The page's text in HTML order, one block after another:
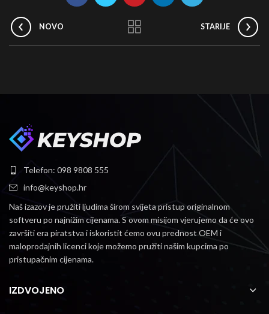
NOVO STARIJE
Telefon: 098 9808 555
info@keyshop.hr
Naš izazov je pružiti ljudima širom svijeta pristup originalnom
softveru po najnižim cijenama.S ovom misijom vjerujemo da će ovo
završiti era piratstva i iskoristit ćemo ovu prednost OEM i
maloprodajnih licenci koje možemo pružiti našim kupcima po
pristupačnim cijenama.
IZDVOJENO